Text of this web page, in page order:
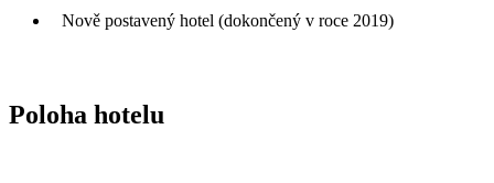
Nově postavený hotel (dokončený v roce 2019)
Poloha hotelu